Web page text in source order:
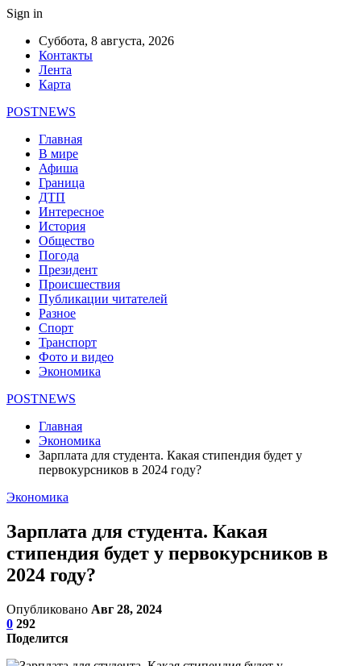
Sign in
Суббота, 8 августа, 2026
Контакты
Лента
Карта
POSTNEWS
Главная
В мире
Афиша
Граница
ДТП
Интересное
История
Общество
Погода
Президент
Происшествия
Публикации читателей
Разное
Спорт
Транспорт
Фото и видео
Экономика
POSTNEWS
Главная
Экономика
Зарплата для студента. Какая стипендия будет у
первокурсников в 2024 году?
Экономика
Зарплата для студента. Какая
стипендия будет у первокурсников в
2024 году?
Опубликовано Авг 28, 2024
0 292
Поделится